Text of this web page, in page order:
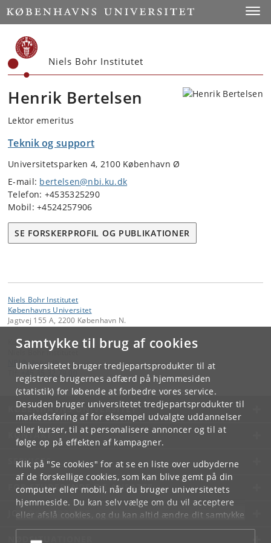
Samtykke til brug af cookies
Universitetet bruger tredjepartsprodukter til at
registrere brugernes adfærd på hjemmesiden
(statistik) for løbende at forbedre vores service.
Desuden bruger universitetet tredjepartsprodukter til
markedsføring af for eksempel udvalgte uddannelser
eller kurser, til at personalisere annoncer og til at
følge op på effekten af kampagner.
Klik på "Se cookies" for at se en liste over udbyderne
af de forskellige cookies, som kan blive gemt på din
computer eller mobil, når du bruger universitetets
hjemmeside. Du kan selv vælge om du vil acceptere
eller afslå cookies, og du kan altid ændre dit samtykke
underCookie- og privatlivspolitiksom du finder i
bunden af hver side.
Start
Niels Bohr Institutet
Henrik Bertelsen
Lektor emeritus
Teknik og support
Universitetsparken 4, 2100 København Ø
E-mail: bertelsen@nbi.ku.dk
Telefon: +4535325290
Mobil: +4524257906
SE FORSKERPROFIL OG PUBLIKATIONER
Niels Bohr Institutet
Københavns Universitet
Jagtvej 155 A, 2200 København N.
Kontakt:
Niels Bohr Institutet
NBI@ nbi ku.dk
KØBENHAVNS UNIVERSITET
KONTAKT
SERVICES
FOR STUDERENDE OG ANSATTE
JOB OG KARRIERE
NØDSITUATIONER